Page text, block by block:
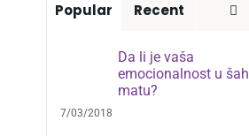
Popular Recent
Da li je vaša
emocionalnost u šah
matu?
7/03/2018